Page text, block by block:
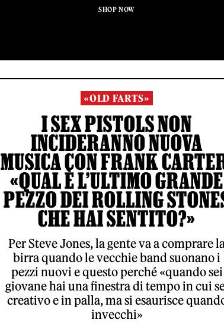
SHOP NOW
«OLD FARTS»
I SEX PISTOLS NON
INCIDERANNO NUOVA
MUSICA CON FRANK
«QUAL È L’ULTIMO GRANDE
PEZZO DEI ROLLING
CHE HAI SENTITO?»
Per Steve Jones, la gente va a comprare
birra quando le vecchie band suonano i
pezzi nuovi e questo perché «quando sei
giovane hai una finestra di tempo in cui
creativo e in palla, ma si esaurisce
invecchi»